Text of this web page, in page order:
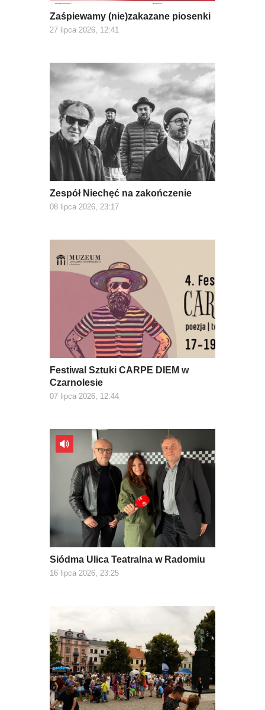
Zaśpiewamy (nie)zakazane piosenki
27 lipca 2026, 12:41
Zespół Niechęć na zakończenie
08 lipca 2026, 23:17
Festiwal Sztuki CARPE DIEM w
Czarnolesie
07 lipca 2026, 12:44
Siódma Ulica Teatralna w Radomiu
16 lipca 2026, 23:25